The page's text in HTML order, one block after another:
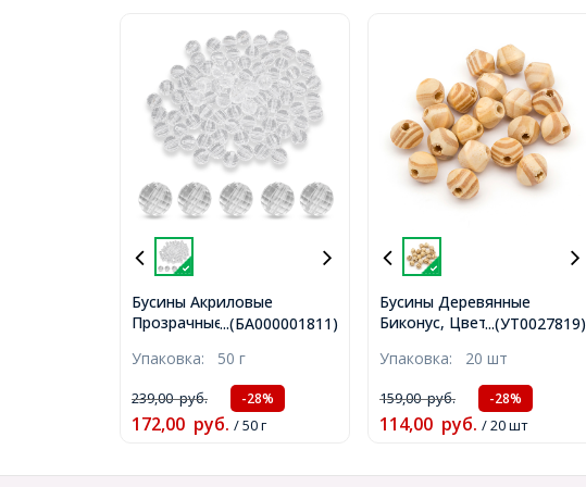
...(БА000001811)
Бусины Акриловые
Прозрачные, Граненые,
10мм, Отверстие 2мм,
около 80шт/50г,
(БА000001811)
Упаковка: 50 г
239,00руб. -28%
172,00 руб. / 50 г
...(УТ0027819)
Бусины Деревянные
Биконус, Цвет: Бежевый,
5мм, (УТ0027819)
Упаковка: 20 шт
159,00руб. -28%
114,00 руб. / 20 шт